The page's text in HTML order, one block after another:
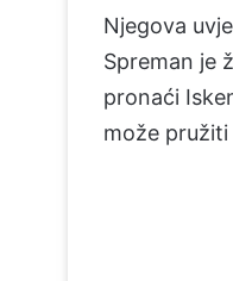
Njegova
Spreman je
pronaći
može